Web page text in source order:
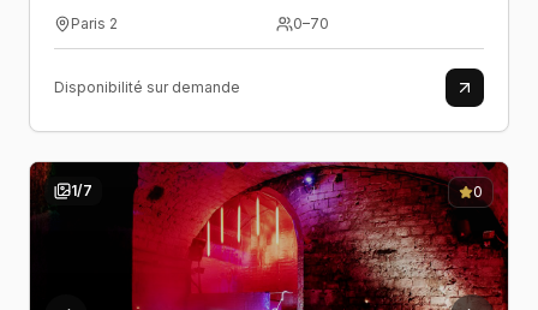
prolonge les meilleurs moments jusqu’au bout de la
Paris 2 0–70
Disponibilité sur demande
1/7 0